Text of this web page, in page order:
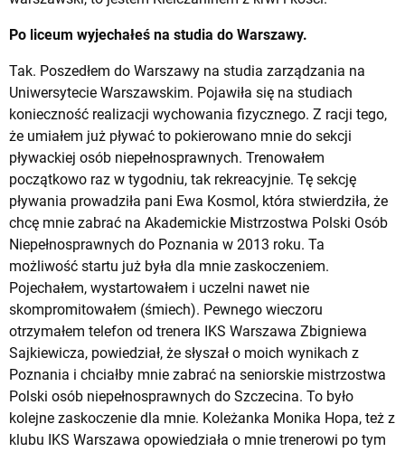
Po liceum wyjechałeś na studia do Warszawy.
Tak. Poszedłem do Warszawy na studia zarządzania na
Uniwersytecie Warszawskim. Pojawiła się na studiach
konieczność realizacji wychowania fizycznego. Z racji tego,
że umiałem już pływać to pokierowano mnie do sekcji
pływackiej osób niepełnosprawnych. Trenowałem
początkowo raz w tygodniu, tak rekreacyjnie. Tę sekcję
pływania prowadziła pani Ewa Kosmol, która stwierdziła, że
chcę mnie zabrać na Akademickie Mistrzostwa Polski Osób
Niepełnosprawnych do Poznania w 2013 roku. Ta
możliwość startu już była dla mnie zaskoczeniem.
Pojechałem, wystartowałem i uczelni nawet nie
skompromitowałem (śmiech). Pewnego wieczoru
otrzymałem telefon od trenera IKS Warszawa Zbigniewa
Sajkiewicza, powiedział, że słyszał o moich wynikach z
Poznania i chciałby mnie zabrać na seniorskie mistrzostwa
Polski osób niepełnosprawnych do Szczecina. To było
kolejne zaskoczenie dla mnie. Koleżanka Monika Hopa, też z
klubu IKS Warszawa opowiedziała o mnie trenerowi po tym